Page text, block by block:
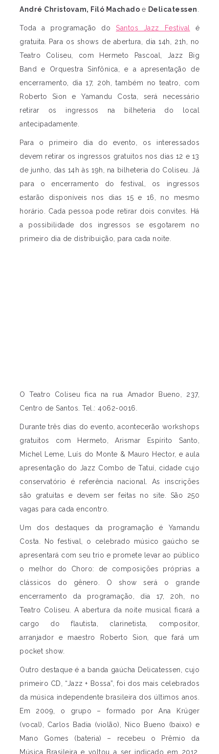
André Christovam, Filó Machado e Delicatessen
Toda a programação doSantos Jazz Festival
é
gratuita. Para os shows de abertura, dia 14h, 21h, no
Teatro Coliseu, com Hermeto Pascoal, Jazz Big
Band e Orquestra Sinfônica, e a apresentação de
encerramento, dia 17, 20h, também no teatro, com
Roberto Sion e Yamandu Costa, será necessário
retirar os ingressos na bilheteria do local
antecipadamente.
Para o primeiro dia do evento, os interessados
devem retirar os ingressos gratuitos nos dias 12 e 13
de junho, das 14h às 19h, na bilheteria do Coliseu. Já
para o encerramento do festival, os ingressos
estarão disponíveis nos dias 15 e 16, no mesmo
horário. Cada pessoa pode retirar dois convites. Há
a possibilidade dos ingressos se esgotarem no
primeiro dia de distribuição, para cada noite.
O Teatro Coliseu fica na rua Amador Bueno, 237,
Centro de Santos. Tel.: 4062-0016.
Durante três dias do evento, acontecerão workshops
gratuitos com Hermeto, Arismar Espírito Santo,
Michel Leme, Luís do Monte & Mauro Hector, e aula
apresentação do Jazz Combo de Tatuí, cidade cujo
conservatório é referência nacional. As inscrições
são gratuitas e devem ser feitas no site. São 250
vagas para cada encontro.
Um dos destaques da programação é Yamandu
Costa. No festival, o celebrado músico gaúcho se
apresentará com seu trio e promete levar ao público
o melhor do Choro: de composições próprias a
clássicos do gênero. O show será o grande
encerramento da programação, dia 17, 20h, no
Teatro Coliseu. A abertura da noite musical ficará a
cargo do flautista, clarinetista, compositor,
arranjador e maestro Roberto Sion, que fará um
pocket show.
Outro destaque é a banda gaúcha Delicatessen, cujo
primeiro CD, “Jazz + Bossa”, foi dos mais celebrados
da música independente brasileira dos últimos anos.
Em 2009, o grupo – formado por Ana Krüger
(vocal), Carlos Badia (violão), Nico Bueno (baixo) e
Mano Gomes (bateria) – recebeu o Prêmio da
Música Brasileira e voltou a ser indicado em 2012,